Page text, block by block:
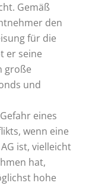
Gemäß
den
für die
er seine
große
und
eines
wenn eine
ist, vielleicht
hat,
hohe